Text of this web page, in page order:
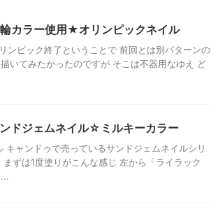
輪カラー使用★オリンピックネイル
ンピック終了ということで 前回とは別パターンの
いてみたかったのですが そこは不器用なゆえ ど
ドジェムネイル☆ミルキーカラー
キャンドゥで売っているサンドジェムネイルシリ
ずは1度塗りがこんな感じ 左から「ライラック